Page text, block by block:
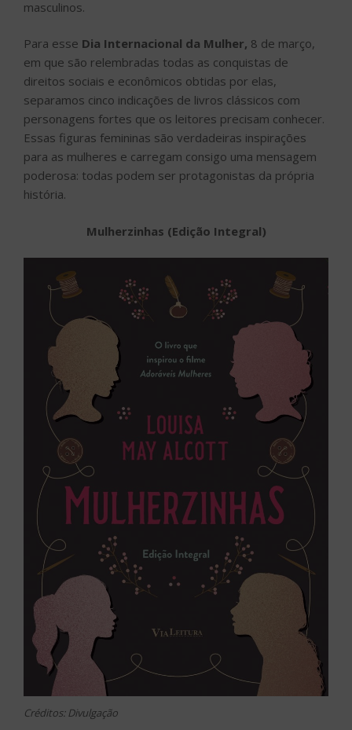
masculinos.
Para esse Dia Internacional da Mulher, 8 de março,
em que são relembradas todas as conquistas de
direitos sociais e econômicos obtidas por elas,
separamos cinco indicações de livros clássicos com
personagens fortes que os leitores precisam conhecer.
Essas figuras femininas são verdadeiras inspirações
para as mulheres e carregam consigo uma mensagem
poderosa: todas podem ser protagonistas da própria
história.
Mulherzinhas (Edição Integral)
Créditos: Divulgação